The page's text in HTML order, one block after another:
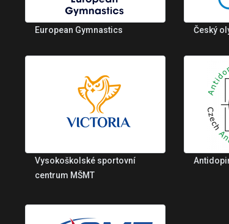
European Gymnastics Český
Vysokoškolské sportovní
centrum MŠMT